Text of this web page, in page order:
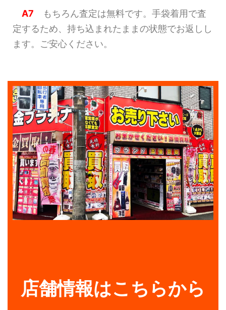
A7 もちろん査定は無料です。手袋着用で査
定するため、持ち込まれたままの状態でお返しし
ます。ご安心ください。
店舗情報はこちらから